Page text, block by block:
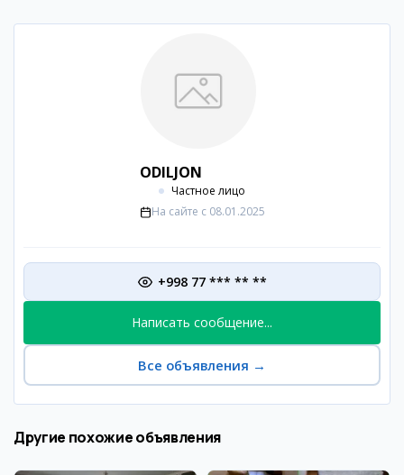
ODILJON
Частное лицо
На сайте с 08.01.2025
+998 77 *** ** **
Написать сообщение...
Все объявления →
Другие похожие объявления